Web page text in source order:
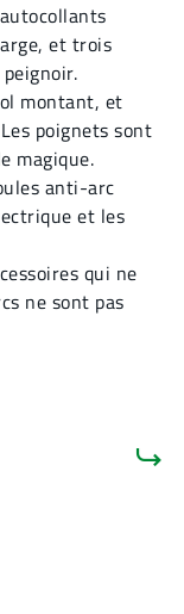
et trois
montant, et
poignets sont
magique.
anti-arc
et les
qui ne
ne sont pas